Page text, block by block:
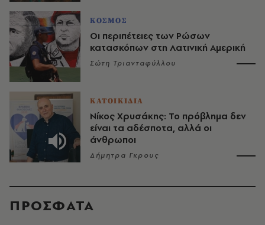
ΚΟΣΜΟΣ
Οι περιπέτειες των Ρώσων
κατασκόπων στη Λατινική Αμερική
Σώτη Τριανταφύλλου
ΚΑΤΟΙΚΙΔΙΑ
Νίκος Χρυσάκης: Το πρόβλημα δεν
είναι τα αδέσποτα, αλλά οι
άνθρωποι
Δήμητρα Γκρους
ΠΡΟΣΦΑΤΑ